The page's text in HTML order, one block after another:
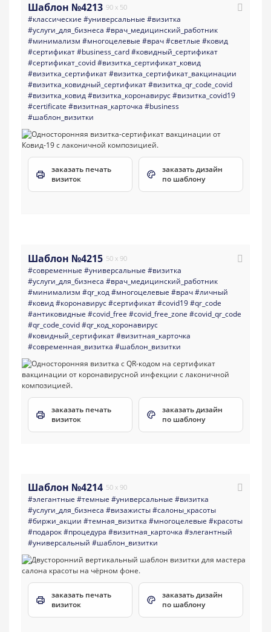
Шаблон №4213 90 x 50
#классические #универсальные #визитка
#услуги_для_бизнеса #врач_медицинский_работник
#минимализм #многоцелевые #врач#светлые #ковид
#сертификат#business_card#ковидный_сертификат
#сертификат_covid#визитка_сертификат_ковид
#визитка_сертификат#визитка_сертификат_вакцинации
#визитка_ковидный_сертификат#визитка_qr_code_covid
#визитка_ковид#визитка_коронавирус#визитка_covid19
#certificate #визитная_карточка #business
#шаблон_визитки
заказать печать
визиток
заказать дизайн
по шаблону
Шаблон №4215 50 x 90
#современные #универсальные #визитка
#услуги_для_бизнеса #врач_медицинский_работник
#минимализм #qr_код#многоцелевые #врач#личный
#ковид#коронавирус#сертификат#covid19#qr_code
#антиковидные #covid_free #covid_free_zone #covid_qr_code
#qr_code_covid#qr_код_коронавирус
#ковидный_сертификат#визитная_карточка
#современная_визитка #шаблон_визитки
заказать печать
визиток
заказать дизайн
по шаблону
Шаблон №4214 50 x 90
#элегантные #темные #универсальные #визитка
#услуги_для_бизнеса #визажисты#салоны_красоты
#биржи_акции #темная_визитка #многоцелевые #красоты
#подарок#процедура #визитная_карточка #элегантный
#универсальный #шаблон_визитки
заказать печать
визиток
заказать дизайн
по шаблону